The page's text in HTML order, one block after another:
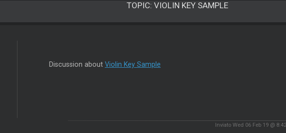
TOPIC: VIOLIN KEY SAMPLE
Discussion about Violin Key Sample
Inviato Wed 06 Feb 19 @